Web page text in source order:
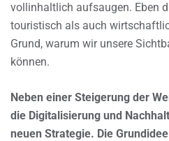
vollinhaltlich aufsaugen. Eben
touristisch als auch
Grund, warum wir unsere
können.
Neben einer Steigerung der
die Digitalisierung und
neuen Strategie. Die